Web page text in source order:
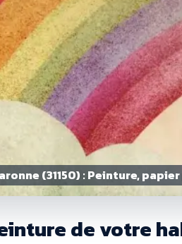
(31150) : Peinture,
de votre